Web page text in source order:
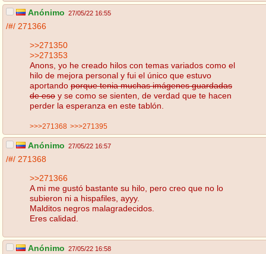
Anónimo 27/05/22 16:55
/#/ 271366
>>271350
>>271353
Anons, yo he creado hilos con temas variados como el
hilo de mejora personal y fui el único que estuvo
aportando porque tenia muchas imágenes guardadas
de eso y se como se sienten, de verdad que te hacen
perder la esperanza en este tablón.
>>>271368 >>>271395
Anónimo 27/05/22 16:57
/#/ 271368
>>271366
A mi me gustó bastante su hilo, pero creo que no lo
subieron ni a hispafiles, ayyy.
Malditos negros malagradecidos.
Eres calidad.
Anónimo 27/05/22 16:58